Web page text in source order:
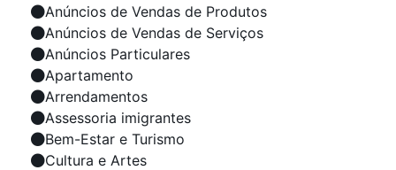
Anúncios de Vendas de Produtos
Anúncios de Vendas de Serviços
Anúncios Particulares
Apartamento
Arrendamentos
Assessoria imigrantes
Bem-Estar e Turismo
Cultura e Artes